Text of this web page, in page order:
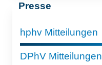
Presse
hphv Mitteilungen
DPhV Mitteilungen